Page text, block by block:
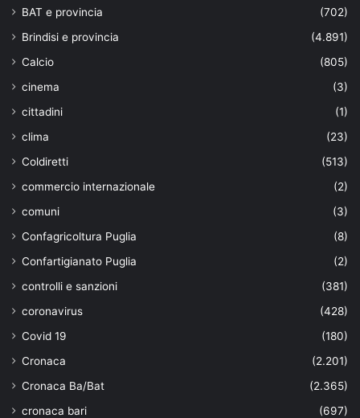
BAT e provincia
(702)
Brindisi e provincia
(4.891)
Calcio
(805)
cinema
(3)
cittadini
(1)
clima
(23)
Coldiretti
(513)
commercio internazionale
(2)
comuni
(3)
Confagricoltura Puglia
(8)
Confartigianato Puglia
(2)
controlli e sanzioni
(381)
coronavirus
(428)
Covid 19
(180)
Cronaca
(2.201)
Cronaca Ba/Bat
(2.365)
cronaca bari
(697)